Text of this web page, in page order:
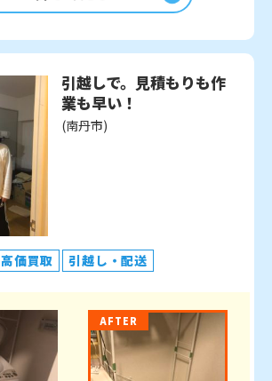
引越しで。見積もりも作
業も早い！
(南丹市)
高価買取 引越し・配送
AFTER